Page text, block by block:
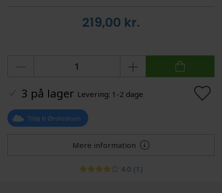
219,00 kr.
3 på lager Levering: 1-2 dage
Tilføj til Ønskeskyen
Mere information
4.0 (1)